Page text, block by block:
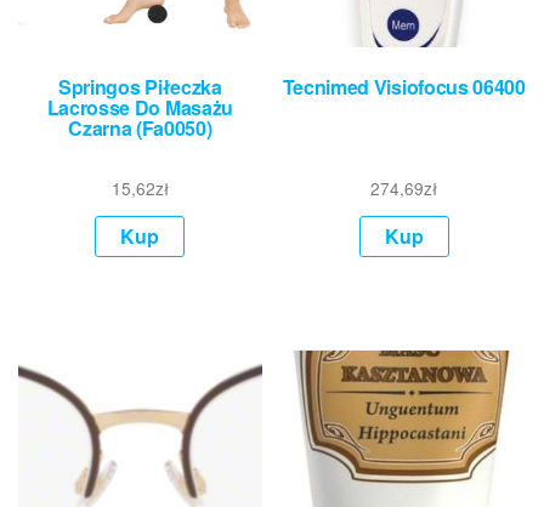
Springos Piłeczka
Lacrosse Do Masażu
Czarna (Fa0050)
15,62zł
Kup
Tecnimed Visiofocus 06400
274,69zł
Kup